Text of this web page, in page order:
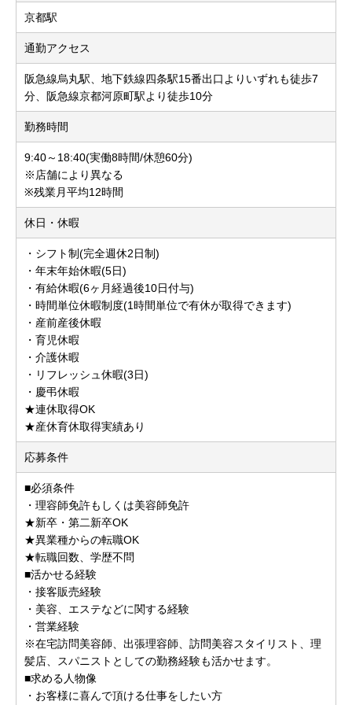
京都駅
通勤アクセス
阪急線烏丸駅、地下鉄線四条駅15番出口よりいずれも徒歩7
分、阪急線京都河原町駅より徒歩10分
勤務時間
9:40～18:40(実働8時間/休憩60分)
※店舗により異なる
※残業月平均12時間
休日・休暇
・シフト制(完全週休2日制)
・年末年始休暇(5日)
・有給休暇(6ヶ月経過後10日付与)
・時間単位休暇制度(1時間単位で有休が取得できます)
・産前産後休暇
・育児休暇
・介護休暇
・リフレッシュ休暇(3日)
・慶弔休暇
★連休取得OK
★産休育休取得実績あり
応募条件
■必須条件
・理容師免許もしくは美容師免許
★新卒・第二新卒OK
★異業種からの転職OK
★転職回数、学歴不問
■活かせる経験
・接客販売経験
・美容、エステなどに関する経験
・営業経験
※在宅訪問美容師、出張理容師、訪問美容スタイリスト、理
髪店、スパニストとしての勤務経験も活かせます。
■求める人物像
・お客様に喜んで頂ける仕事をしたい方